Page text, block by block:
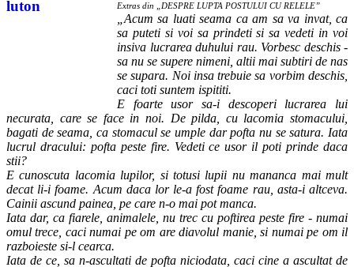
Extras din „DESPRE LUPTA POSTULUI CU RELELE”
„Acum sa luati seama ca am sa va invat, ca
sa puteti si voi sa prindeti si sa vedeti in voi
insiva lucrarea duhului rau. Vorbesc deschis -
sa nu se supere nimeni, altii mai subtiri de nas
se supara. Noi insa trebuie sa vorbim deschis,
caci toti suntem ispititi.
E foarte usor sa-i descoperi lucrarea lui
necurata, care se face in noi. De pilda, cu lacomia stomacului,
bagati de seama, ca stomacul se umple dar pofta nu se satura. Iata
lucrul dracului: pofta peste fire. Vedeti ce usor il poti prinde daca
stii?
E cunoscuta lacomia lupilor, si totusi lupii nu mananca mai mult
decat li-i foame. Acum daca lor le-a fost foame rau, asta-i altceva.
Cainii ascund painea, pe care n-o mai pot manca.
Iata dar, ca fiarele, animalele, nu trec cu poftirea peste fire - numai
omul trece, caci numai pe om are diavolul manie, si numai pe om il
razboieste si-l cearca.
Iata de ce, sa n-ascultati de pofta niciodata, caci cine a ascultat de